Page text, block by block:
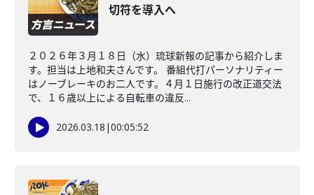
切符を導入へ
２０２６年３月１８日（水）琉球新報の記事から紹介しま
す。担当は上地和夫さんです。 番組代打パーソナリティー
はノーブレーキのお二人です。４月１日施行の改正道交法
で、１６歳以上による自転車の違反...
2026.03.18 |00:05:52